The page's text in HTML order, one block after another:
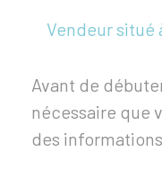
Vendeur situé
Avant de
nécessaire que
des